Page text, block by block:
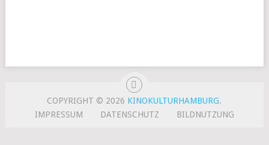
COPYRIGHT © 2026 KINOKULTURHAMBURG.
IMPRESSUM
DATENSCHUTZ BILDNUTZUNG